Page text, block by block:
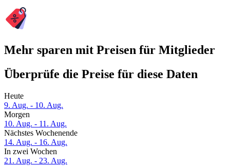
Mehr sparen mit Preisen für Mitglieder
Überprüfe die Preise für diese Daten
Heute
9. Aug. - 10. Aug.
Morgen
10. Aug. - 11. Aug.
Nächstes Wochenende
14. Aug. - 16. Aug.
In zwei Wochen
21. Aug. - 23. Aug.